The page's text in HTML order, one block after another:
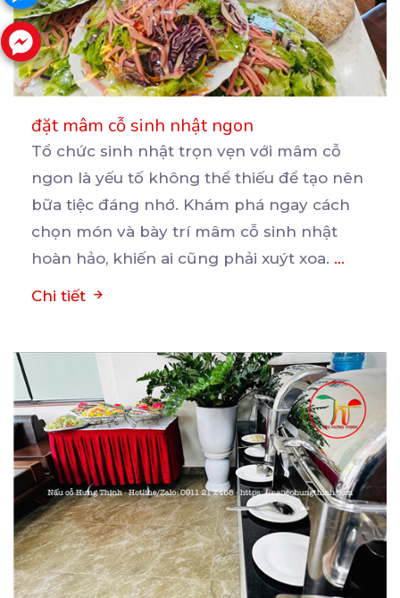
đặt mâm cỗ sinh nhật ngon
Tổ chức sinh nhật trọn vẹn với mâm cỗ
ngon là yếu tố không thể thiếu để tạo nên
bữa tiệc đáng nhớ. Khám phá ngay cách
chọn món và bày trí mâm cỗ sinh nhật
hoàn hảo, khiến ai cũng phải xuýt xoa. ...
Chi tiết